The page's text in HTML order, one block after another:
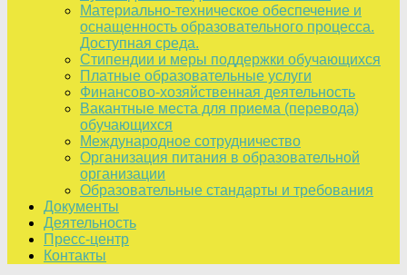
Материально-техническое обеспечение и
оснащенность образовательного процесса.
Доступная среда.
Стипендии и меры поддержки обучающихся
Платные образовательные услуги
Финансово-хозяйственная деятельность
Вакантные места для приема (перевода)
обучающихся
Международное сотрудничество
Организация питания в образовательной
организации
Образовательные стандарты и требования
Документы
Деятельность
Пресс-центр
Контакты